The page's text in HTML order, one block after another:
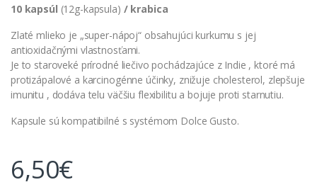
10 kapsúl (12g-kapsula) / krabica
Zlaté mlieko je „super-nápoj“ obsahujúci kurkumu s jej
antioxidačnými vlastnosťami.
Je to staroveké prírodné liečivo pochádzajúce z Indie , ktoré má
protizápalové a karcinogénne účinky, znižuje cholesterol, zlepšuje
imunitu , dodáva telu väčšiu flexibilitu a bojuje proti starnutiu.
Kapsule sú kompatibilné s systémom Dolce Gusto.
6,50€